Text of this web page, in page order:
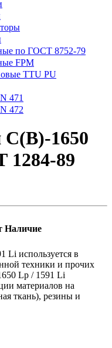
по ГОСТ 8752-79
FPM
TTU PU
471
472
С(В)-1650
89
Наличие
Li используется в
техники и прочих
Lp / 1591 Li
материалов на
ткань), резины и